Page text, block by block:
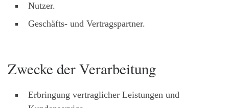
Nutzer.
Geschäfts- und Vertragspartner.
Zwecke der Verarbeitung
Erbringung vertraglicher Leistungen und